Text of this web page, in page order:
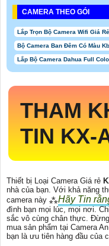
CAMERA THEO GÓI
Lắp Trọn Bộ Camera Wifi Giá Rẻ
Bộ Camera Ban Đêm Có Màu
Lắp Bộ Camera Dahua Full
THAM
TIN KX-
Thiết bị Loại Camera Giá rẻ
nhà của bạn. Với khả năng
camera này ⁂Hãy Tin
đình bạn mọi lúc, mọi nơi.
sắc vô cùng chân thực.
mua sản phẩm tại Camera
bạn là ưu tiên hàng đầu của